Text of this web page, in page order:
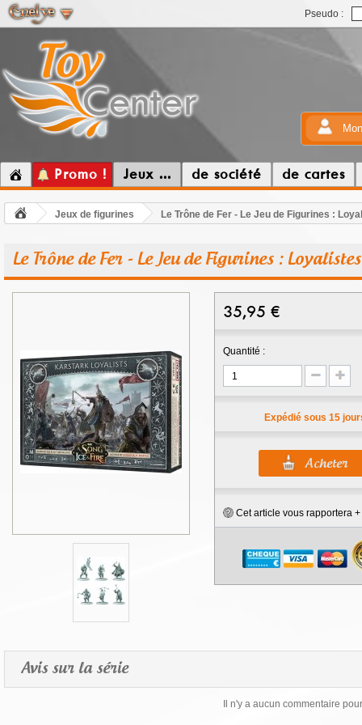
Pseudo :
Promo ! Jeux ... de société de cartes
Jeux de figurines Le Trône de Fer - Le Jeu de Figurines :
Le Trône de Fer - Le Jeu de Figurines :
35,95 €
Quantité :
Expédié sous 15
Cet article vous rapportera +
Avis sur la série
Il n'y a aucun commentaire